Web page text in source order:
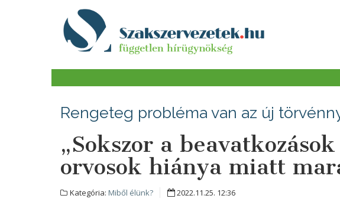
Rengeteg probléma van az új
„Sokszor a
orvosok hiánya miatt
Kategória: Miből élünk? 2022.11.25. 12:36